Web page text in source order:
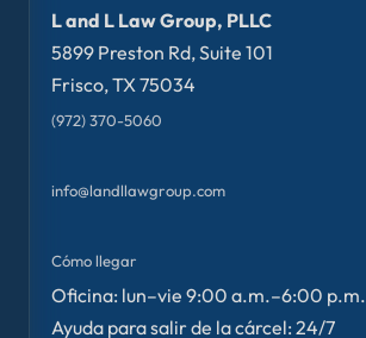
L and L Law Group, PLLC
5899 Preston Rd, Suite 101
Frisco, TX 75034
(972) 370-5060
info@landllawgroup.com
Cómo llegar
Oficina: lun–vie 9:00 a.m.–6:00 p.m.
Ayuda para salir de la cárcel: 24/7